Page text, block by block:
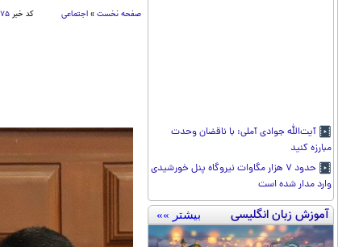
آیت‌الله جوادی آملی: با ناقضان وحدت
مبارزه کنید
حدود ۷ هزار مگاوات نیروگاه پنل خورشیدی
وارد مدار شده است
آموزش زبان انگلیسی بیشتر »»
صفحه نخست » اجتماعی کد خبر